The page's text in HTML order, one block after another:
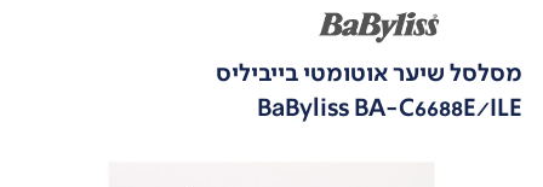
מסלסל שיער אוטומטי בייביליס
BaByliss BA-C6688E/ILE